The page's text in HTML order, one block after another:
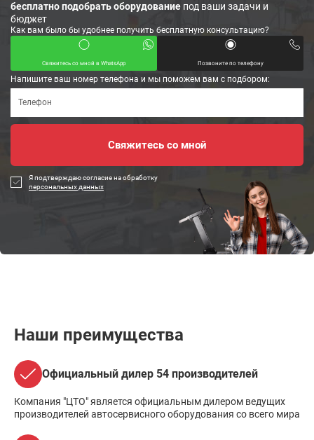
бесплатно подобрать оборудование под ваши задачи и
бюджет
Как вам было бы удобнее получить бесплатную консультацию?
Свяжитесь со мной в WhatsApp Позвоните по телефону
Напишите ваш номер телефона и мы поможем вам с подбором:
Я подтверждаю согласие на обработку
персональных данных
Наши преимущества
Официальный дилер 54 производителей
Компания "ЦТО" является официальным дилером ведущих
производителей автосервисного оборудования со всего мира